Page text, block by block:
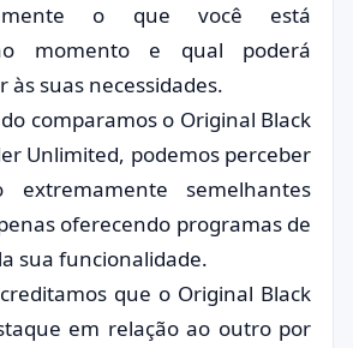
o que você está
momento e qual poderá
suas necessidades.
comparamos o Original Black
Unlimited, podemos perceber
semelhantes
oferecendo programas de
sua funcionalidade.
que o Original Black
em relação ao outro por